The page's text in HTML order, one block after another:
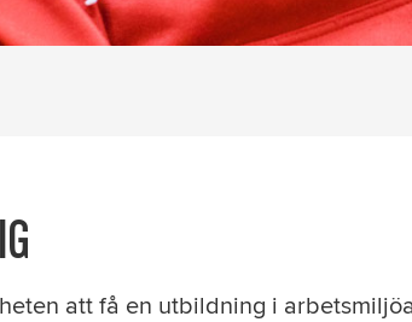
att få en utbildning i